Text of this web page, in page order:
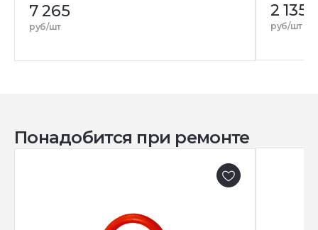
7 265
руб/шт
2 135
руб/шт
Понадобится при ремонте